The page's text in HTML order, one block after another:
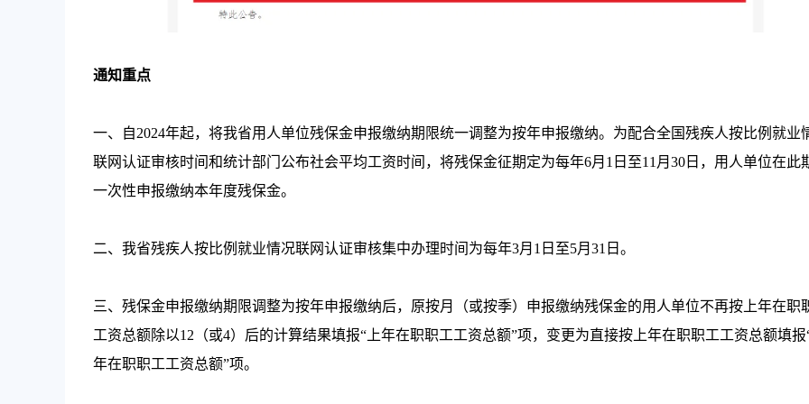
通知重点
一、自2024年起，将我省用人单位残保金申报缴纳期限统一调整为按年申报缴纳。为配合全国残疾人按比例就业
联网认证审核时间和统计部门公布社会平均工资时间，将残保金征期定为每年6月1日至11月30日，用人单位在此
一次性申报缴纳本年度残保金。
二、我省残疾人按比例就业情况联网认证审核集中办理时间为每年3月1日至5月31日。
三、残保金申报缴纳期限调整为按年申报缴纳后，原按月（或按季）申报缴纳残保金的用人单位不再按上年在职
工资总额除以12（或4）后的计算结果填报“上年在职职工工资总额”项，变更为直接按上年在职职工工资总额填报
年在职职工工资总额”项。